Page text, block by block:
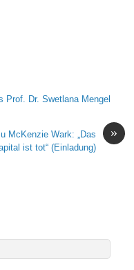
Prof. Dr. Swetlana Mengel
»
McKenzie Wark: „Das
ist tot“ (Einladung)